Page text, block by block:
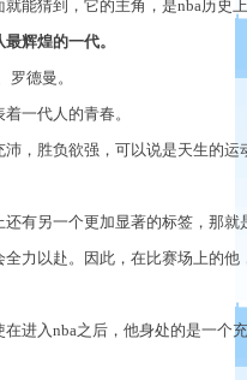
能猜到，它的主角，是nba历史
辉煌的一代。
罗德曼。
一代人的青春。
沛，胜负欲强，可以说是天生的运
还有另一个更加显著的标签，那
全力以赴。因此，在比赛场上的
在进入nba之后，他身处的是一个